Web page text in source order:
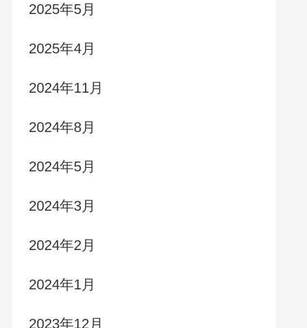
2025年5月
2025年4月
2024年11月
2024年8月
2024年5月
2024年3月
2024年2月
2024年1月
2023年12月